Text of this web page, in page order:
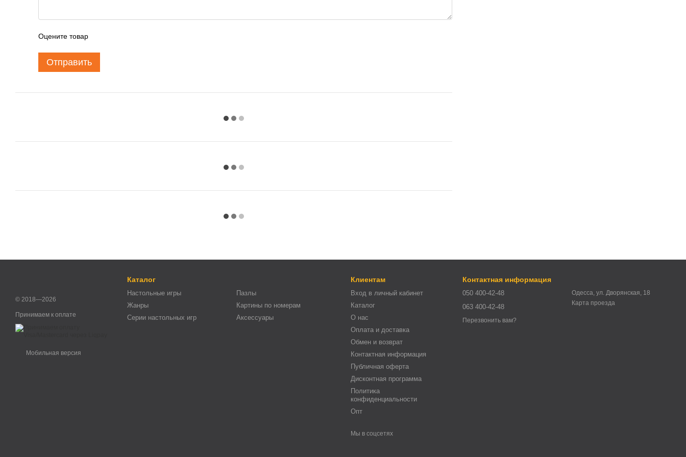
Оцените товар
Отправить
© 2018—2026
Принимаем к оплате
Мобильная версия
Каталог
Настольные игры
Жанры
Серии настольных игр
Пазлы
Картины по номерам
Аксессуары
Клиентам
Вход в личный кабинет
Каталог
О нас
Оплата и доставка
Обмен и возврат
Контактная информация
Публичная оферта
Дисконтная программа
Политика
конфиденциальности
Опт
Мы в соцсетях
Контактная информация
050 400-42-48
063 400-42-48
Перезвонить вам?
Одесса, ул. Дворянская, 18
Карта проезда